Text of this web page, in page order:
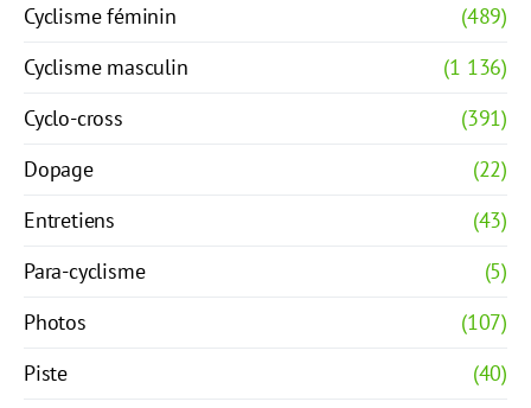
Cyclisme féminin
(489)
Cyclisme masculin
(1 136)
Cyclo-cross
(391)
Dopage
(22)
Entretiens
(43)
Para-cyclisme
(5)
Photos
(107)
Piste
(40)